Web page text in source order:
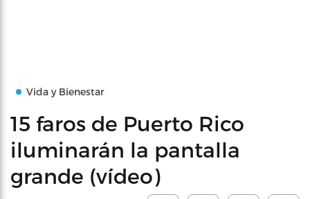
Vida y Bienestar
15 faros de Puerto Rico
iluminarán la pantalla
grande (vídeo)